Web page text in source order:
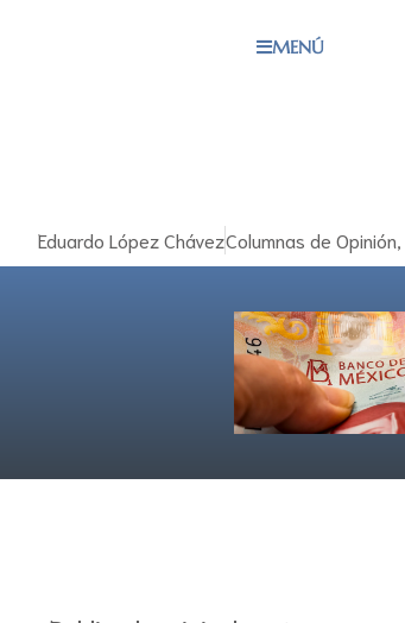
MENÚ
Eduardo López ChávezColumnas de Opinión